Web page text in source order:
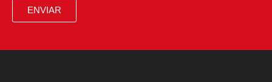
ENVIAR